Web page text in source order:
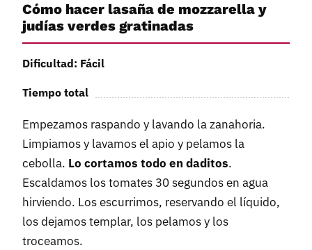
Cómo hacer lasaña de mozzarella y
judías verdes gratinadas
Dificultad: Fácil
Tiempo total
Empezamos raspando y lavando la zanahoria.
Limpiamos y lavamos el apio y pelamos la
cebolla. Lo cortamos todo en daditos.
Escaldamos los tomates 30 segundos en agua
hirviendo. Los escurrimos, reservando el líquido,
los dejamos templar, los pelamos y los
troceamos.